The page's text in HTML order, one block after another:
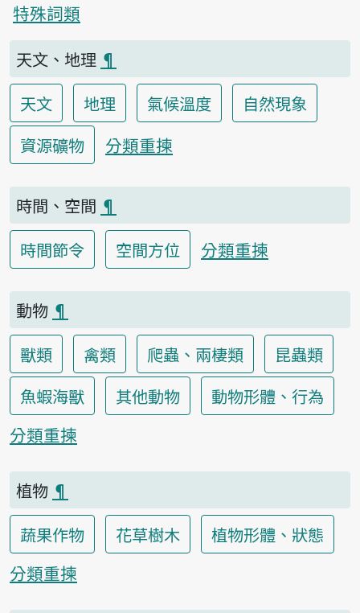
特殊詞類
天文、地理 ¶
天文
地理 氣候溫度
自然現象
資源礦物
分類重揀
時間、空間 ¶
時間節令
空間方位 分類重揀
動物 ¶
獸類
禽類 爬蟲、兩棲類
昆蟲類
魚蝦海獸
其他動物
動物形體、行為
分類重揀
植物 ¶
蔬果作物
花草樹木
植物形體、狀態
分類重揀